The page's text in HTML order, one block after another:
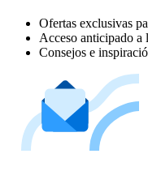
Ofertas exclusivas
Acceso anticipado a
Consejos e